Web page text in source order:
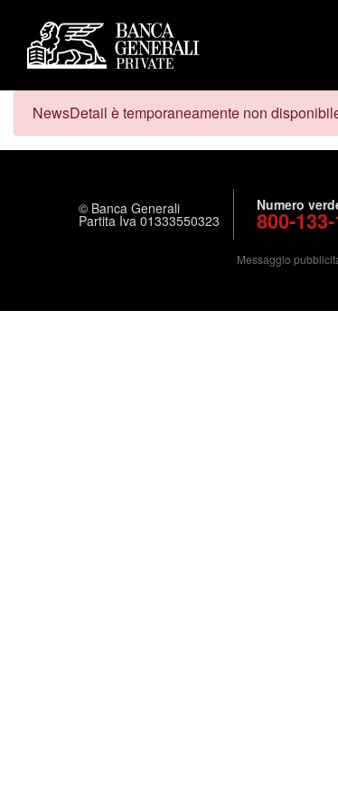
NewsDetail è temporaneamente non
© Banca Generali
Partita Iva 01333550323
Numero
800-
Messaggio